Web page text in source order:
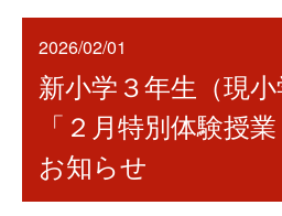
2026/02/01
新小学３年生（現小
「２月特別体験授
お知らせ